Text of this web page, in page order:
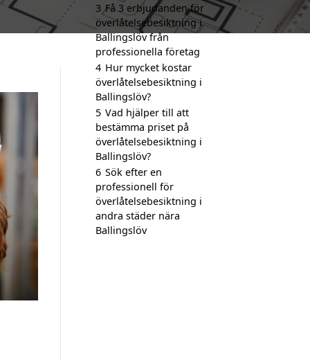
3 Få 3 erbjudanden för
överlåtelsebesiktning i
Ballingslöv från
professionella företag
4 Hur mycket kostar
överlåtelsebesiktning i
Ballingslöv?
5 Vad hjälper till att
bestämma priset på
överlåtelsebesiktning i
Ballingslöv?
6 Sök efter en
professionell för
överlåtelsebesiktning i
andra städer nära
Ballingslöv